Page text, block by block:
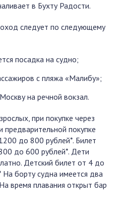
в Бухту Радости.
следует по следующему
посадка на судно;
с пляжа «Малибу»;
на речной вокзал.
при покупке через
покупке
до 800 рублей*. Билет
до 600 рублей*. Дети
Детский билет от 4 до
На борту судна имеется два
время плавания открыт бар